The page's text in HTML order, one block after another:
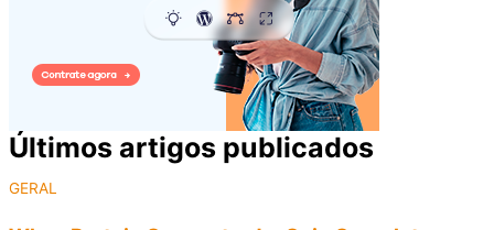
Últimos artigos publicados​
GERAL